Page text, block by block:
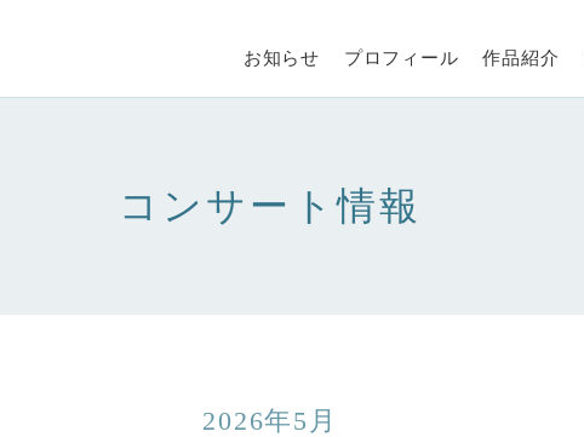
お知らせ プロフィール 作品紹介
コンサート情報
2026年5月